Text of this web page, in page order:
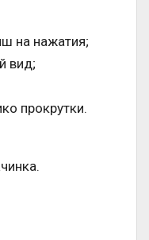
на нажатия;
вид;
прокрутки.